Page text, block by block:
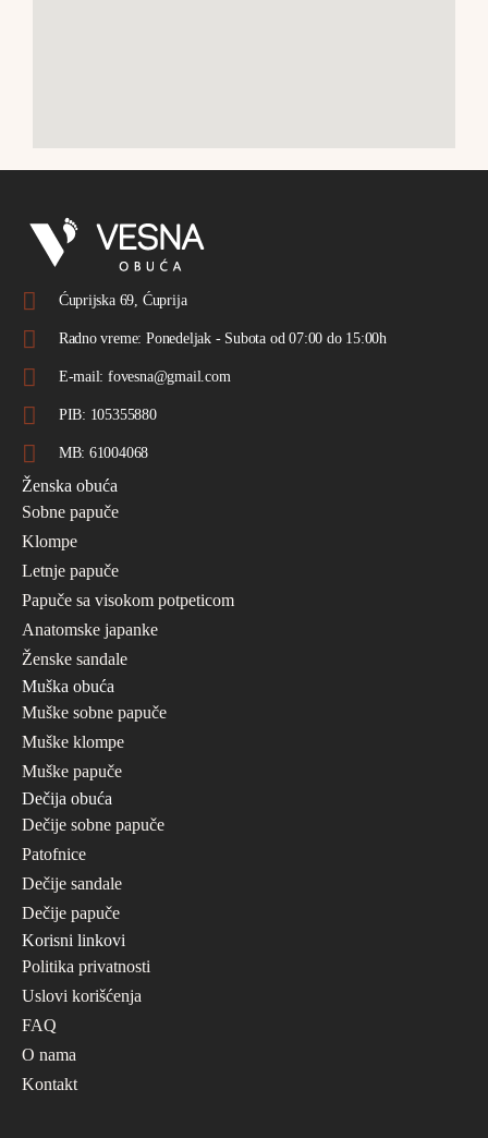
Ćuprijska 69, Ćuprija
Radno vreme: Ponedeljak - Subota od 07:00 do 15:00h
E-mail: fovesna@gmail.com
PIB: 105355880
MB: 61004068
Ženska obuća
Sobne papuče
Klompe
Letnje papuče
Papuče sa visokom potpeticom
Anatomske japanke
Ženske sandale
Muška obuća
Muške sobne papuče
Muške klompe
Muške papuče
Dečija obuća
Dečije sobne papuče
Patofnice
Dečije sandale
Dečije papuče
Korisni linkovi
Politika privatnosti
Uslovi korišćenja
FAQ
O nama
Kontakt